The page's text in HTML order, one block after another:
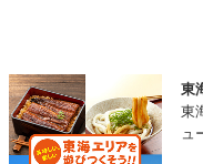
東
東
ュ